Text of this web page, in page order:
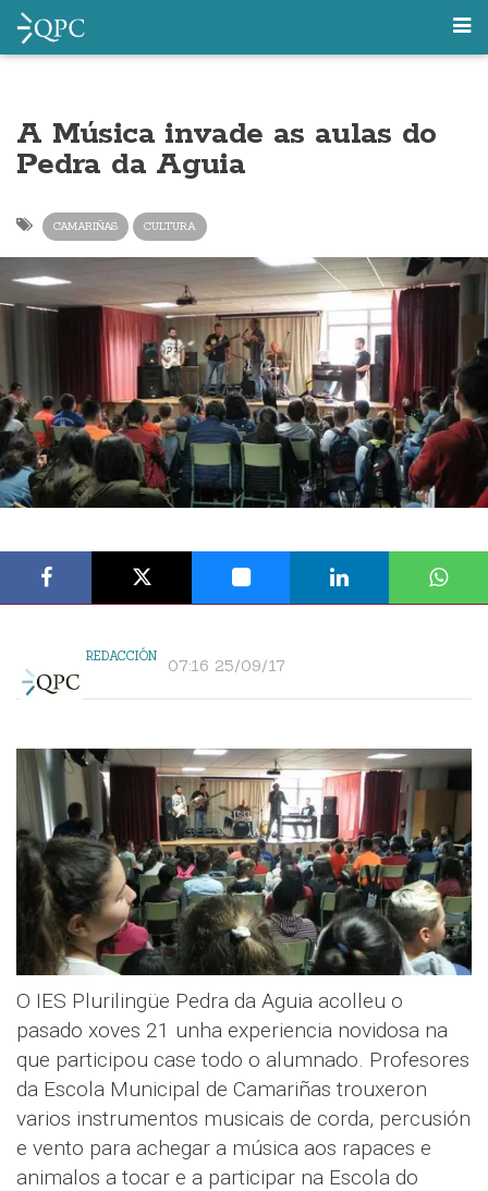
A Música invade as aulas do
Pedra da Aguia
CAMARIÑAS CULTURA
REDACCIÓN 07:16 25/09/17
O IES Plurilingüe Pedra da Aguia acolleu o
pasado xoves 21 unha experiencia novidosa na
que participou case todo o alumnado. Profesores
da Escola Municipal de Camariñas trouxeron
varios instrumentos musicais de corda, percusión
e vento para achegar a música aos rapaces e
animalos a tocar e a participar na Escola do